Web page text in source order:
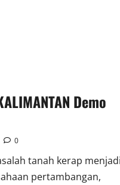
Demo
0
tanah kerap
pertambangan,